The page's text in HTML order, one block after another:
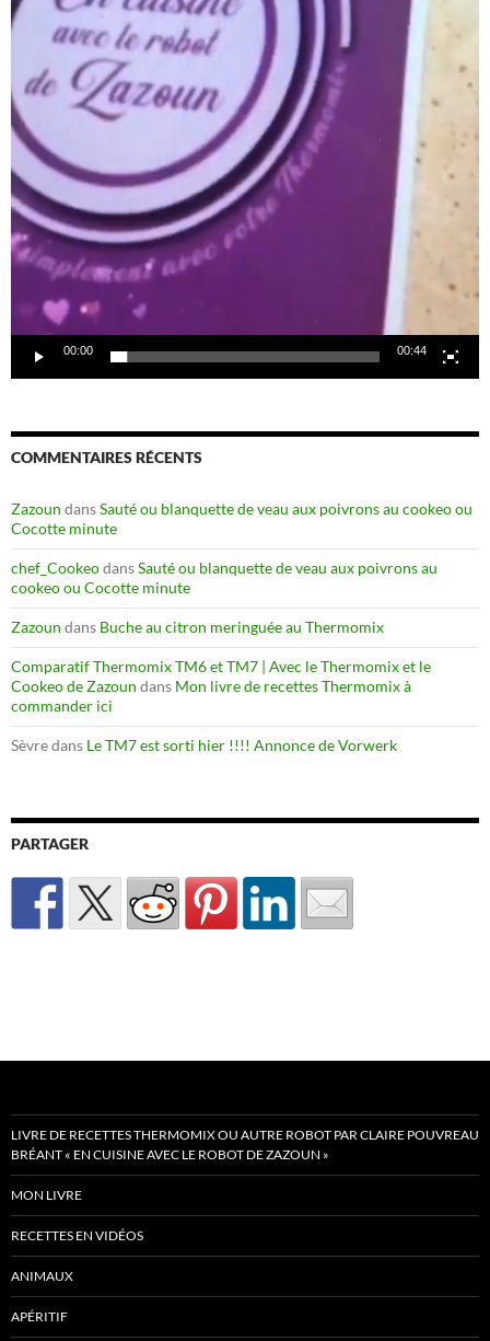
00:00 00:44
COMMENTAIRES RÉCENTS
Zazoun dansSauté ou blanquette de veau aux poivrons au cookeo ou
Cocotte minute
chef_CookeodansSauté ou blanquette de veau aux poivrons au
cookeo ou Cocotte minute
Zazoun dans Buche au citron meringuée au Thermomix
Comparatif Thermomix TM6 et TM7 | Avec le Thermomix et le
Cookeo de Zazoun dans Mon livre de recettes Thermomix à
commander ici
Sèvredans Le TM7 est sorti hier !!!! Annonce de Vorwerk
PARTAGER
LIVRE DE RECETTES THERMOMIX OU AUTRE ROBOT PAR CLAIRE POUVREAU
BRÉANT « EN CUISINE AVEC LE ROBOT DE ZAZOUN »
MON LIVRE
RECETTES EN VIDÉOS
ANIMAUX
APÉRITIF